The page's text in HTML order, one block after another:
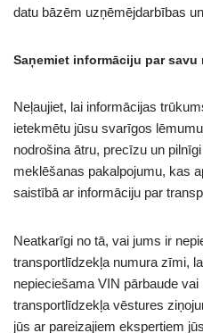
datu bāzēm uzņēmējdarbības
Saņemiet informāciju par savu
Neļaujiet, lai informācijas
ietekmētu jūsu svarīgos
nodrošina ātru, precīzu un
meklēšanas pakalpojumu, kas
saistībā ar informāciju par
Neatkarīgi no tā, vai jums ir
transportlīdzekļa numura zīmi,
nepieciešama VIN pārbaude
transportlīdzekļa vēstures
jūs ar pareizajiem ekspertiem